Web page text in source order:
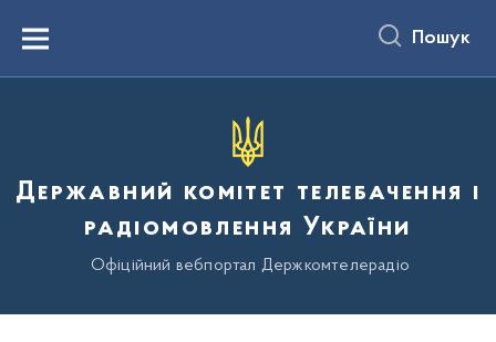
вмістуMenu Пошук
Державний комітет телебачення і
радіомовлення України
Офіційний вебпортал Держкомтелерадіо